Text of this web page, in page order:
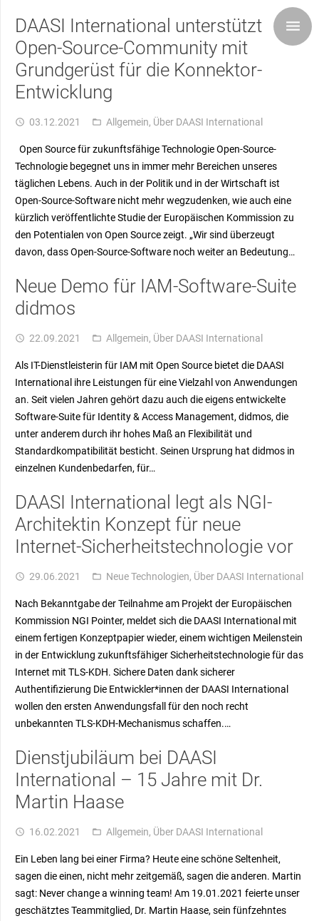
DAASI International unterstützt
Open-Source-Community mit
Grundgerüst für die Konnektor-
Entwicklung
access_time 03.12.2021 folder_open Allgemein, Über DAASI International
Open Source für zukunftsfähige Technologie Open-Source-
Technologie begegnet uns in immer mehr Bereichen unseres
täglichen Lebens. Auch in der Politik und in der Wirtschaft ist
Open-Source-Software nicht mehr wegzudenken, wie auch eine
kürzlich veröffentlichte Studie der Europäischen Kommission zu
den Potentialen von Open Source zeigt. „Wir sind überzeugt
davon, dass Open-Source-Software noch weiter an Bedeutung…
Neue Demo für IAM-Software-Suite
didmos
access_time 22.09.2021 folder_open Allgemein, Über DAASI International
Als IT-Dienstleisterin für IAM mit Open Source bietet die DAASI
International ihre Leistungen für eine Vielzahl von Anwendungen
an. Seit vielen Jahren gehört dazu auch die eigens entwickelte
Software-Suite für Identity & Access Management, didmos, die
unter anderem durch ihr hohes Maß an Flexibilität und
Standardkompatibilität besticht. Seinen Ursprung hat didmos in
einzelnen Kundenbedarfen, für…
DAASI International legt als NGI-
Architektin Konzept für neue
Internet-Sicherheitstechnologie vor
access_time 29.06.2021 folder_open Neue Technologien, Über DAASI International
Nach Bekanntgabe der Teilnahme am Projekt der Europäischen
Kommission NGI Pointer, meldet sich die DAASI International mit
einem fertigen Konzeptpapier wieder, einem wichtigen Meilenstein
in der Entwicklung zukunftsfähiger Sicherheitstechnologie für das
Internet mit TLS-KDH. Sichere Daten dank sicherer
Authentifizierung Die Entwickler*innen der DAASI International
wollen den ersten Anwendungsfall für den noch recht
unbekannten TLS-KDH-Mechanismus schaffen.…
Dienstjubiläum bei DAASI
International – 15 Jahre mit Dr.
Martin Haase
access_time 16.02.2021 folder_open Allgemein, Über DAASI International
Ein Leben lang bei einer Firma? Heute eine schöne Seltenheit,
sagen die einen, nicht mehr zeitgemäß, sagen die anderen. Martin
sagt: Never change a winning team! Am 19.01.2021 feierte unser
geschätztes Teammitglied, Dr. Martin Haase, sein fünfzehntes